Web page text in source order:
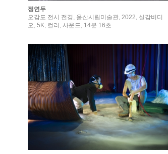
정연두
오감도 전시 전경, 울산시립미술관, 2022, 실감비디
오, 5K, 컬러, 사운드, 14분 16초